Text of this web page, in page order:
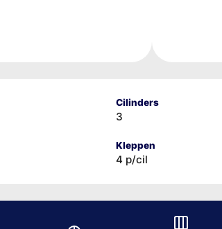
Cilinders
3
Kleppen
4 p/cil